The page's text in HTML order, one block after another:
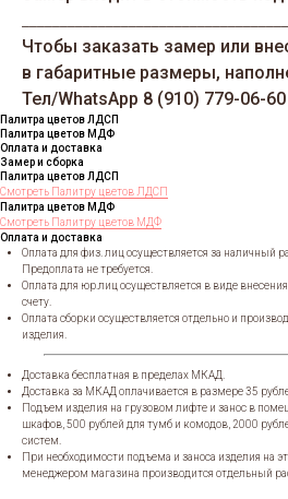
Чтобы заказать замер или
в габаритные размеры,
Тел/WhatsАрp 8 (910) 779-06-60
Палитра цветов ЛДСП
Палитра цветов МДФ
Оплата и доставка
Замер и сборка
Палитра цветов ЛДСП
Смотреть Палитру цветов ЛДСП
Палитра цветов МДФ
Смотреть Палитру цветов МДФ
Оплата и доставка
Оплата для физ. лиц осуществляется за наличный
Предоплата не требуется.
Оплата для юр.лиц осуществляется в виде
счету.
Оплата сборки осуществляется отдельно и
изделия.
Доставка бесплатная в пределах МКАД.
Доставка за МКАД оплачивается в размере 35
Подъем изделия на грузовом лифте и занос в
шкафов, 500 рублей для тумб и комодов, 2000
систем.
При необходимости подъема и заноса изделия на
менеджером магазина производится отдельный